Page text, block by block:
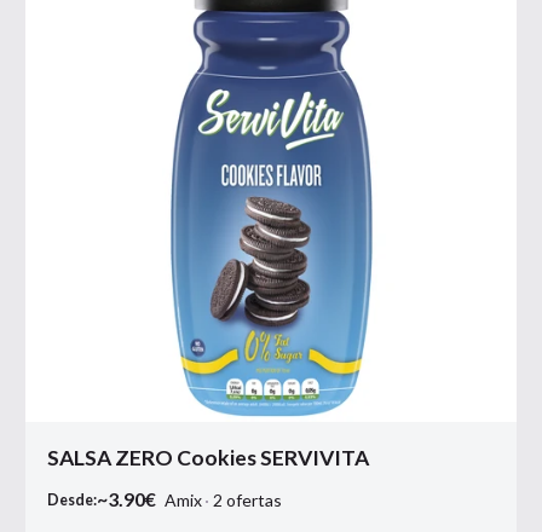
SALSA ZERO Cookies SERVIVITA
Desde:~3.90€ Amix 2 ofertas